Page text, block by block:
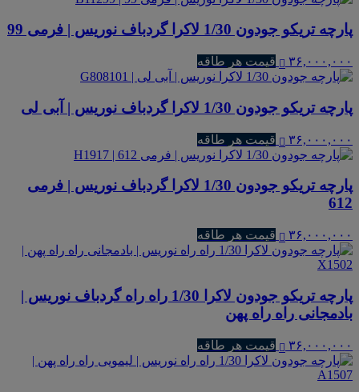
پارچه تریکو جودون 1/30 لاکرا گردباف نوریس | فرمی 99
۳۶,۰۰۰,۰۰۰ قیمت هر طاقه
پارچه تریکو جودون 1/30 لاکرا گردباف نوریس | آبی لی
۳۶,۰۰۰,۰۰۰ قیمت هر طاقه
پارچه تریکو جودون 1/30 لاکرا گردباف نوریس | فرمی
612
۳۶,۰۰۰,۰۰۰ قیمت هر طاقه
پارچه تریکو جودون لاکرا 1/30 راه راه گردباف نوریس |
بادمجانی راه راه پهن
۳۶,۰۰۰,۰۰۰ قیمت هر طاقه